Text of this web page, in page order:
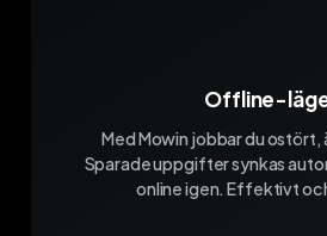
Offline-
Med Mowin jobbar du ostört,
Sparade uppgifter synkas
online igen. Effektivt